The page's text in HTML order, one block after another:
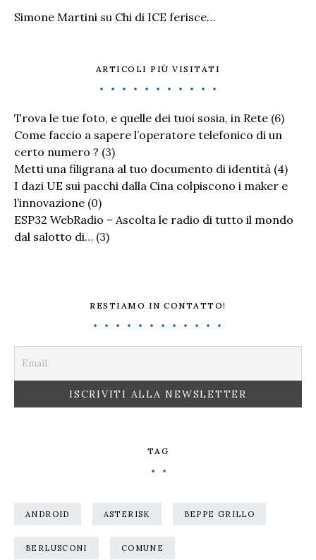
Simone Martini su Chi di ICE ferisce…
ARTICOLI PIÙ VISITATI
Trova le tue foto, e quelle dei tuoi sosia, in Rete (6)
Come faccio a sapere l’operatore telefonico di un
certo numero ? (3)
Metti una filigrana al tuo documento di identità (4)
I dazi UE sui pacchi dalla Cina colpiscono i maker e
l’innovazione (0)
ESP32 WebRadio – Ascolta le radio di tutto il mondo
dal salotto di… (3)
RESTIAMO IN CONTATTO!
TAG
ANDROID ASTERISK BEPPE GRILLO
BERLUSCONI COMUNE